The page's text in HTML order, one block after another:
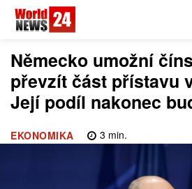
Německo umožní
převzít část přístavu
Její podíl nakonec
EKONOMIKA 3 min.